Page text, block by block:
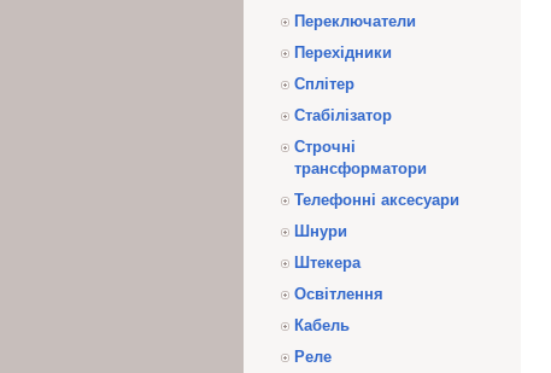
Переключатели
Перехідники
Сплітер
Стабілізатор
Строчні
трансформатори
Телефонні аксесуари
Шнури
Штекера
Освітлення
Кабель
Реле